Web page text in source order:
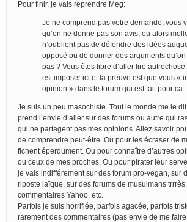
Pour finir, je vais reprendre Meg:
Je ne comprend pas votre demande, vous
qu’on ne donne pas son avis, ou alors
n’oublient pas de défendre des idées
opposé ou de donner des arguments
pas ? Vous êtes libre d’aller lire
est imposer ici et la preuve est que vous «
opinion » dans le forum qui est fait pour ca.
Je suis un peu masochiste. Tout le monde me le
prend l’envie d’aller sur des forums ou autre qui
qui ne partagent pas mes opinions. Allez savoir
de comprendre peut-être. Ou pour les écraser de
fichent éperdument. Ou pour connaître d’autres
ou ceux de mes proches. Ou pour pirater leur
je vais indifférement sur des forum pro-vegan, sur
riposte laïque, sur des forums de musulmans
commentaires Yahoo, etc.
Parfois je suis horrifiée, parfois agacée, parfois
rarement des commentaires (pas envie de me